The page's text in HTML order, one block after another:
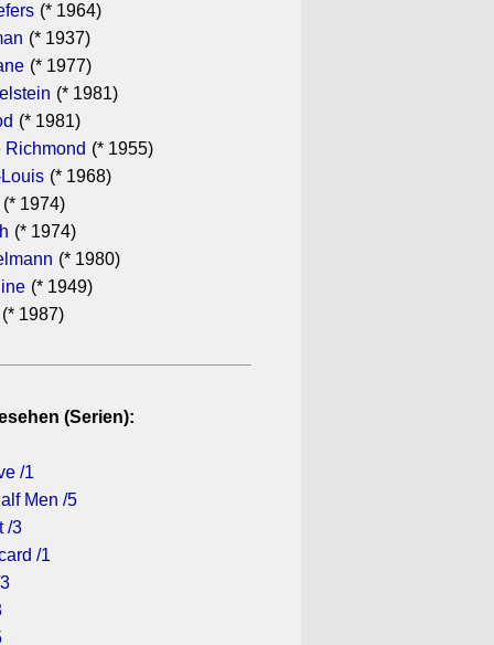
(* 1964)
(* 1937)
(* 1977)
(* 1981)
(* 1981)
Richmond (* 1955)
(* 1968)
(* 1974)
(* 1974)
(* 1980)
(* 1949)
1987)
(Serien):
/1
Men /5
/3
/1